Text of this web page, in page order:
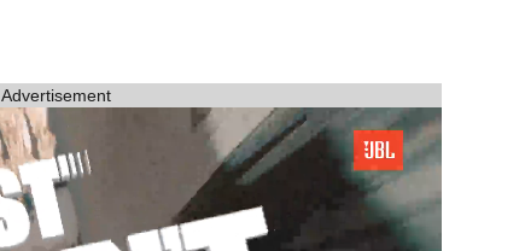
Advertisement